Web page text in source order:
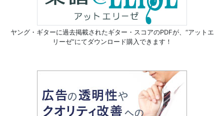
ヤング・ギターに過去掲載されたギター・スコアのPDFが、 “アットエ
リーゼ”にてダウンロード購入できます！